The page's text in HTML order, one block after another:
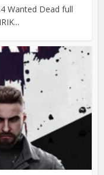
Wanted Dead full